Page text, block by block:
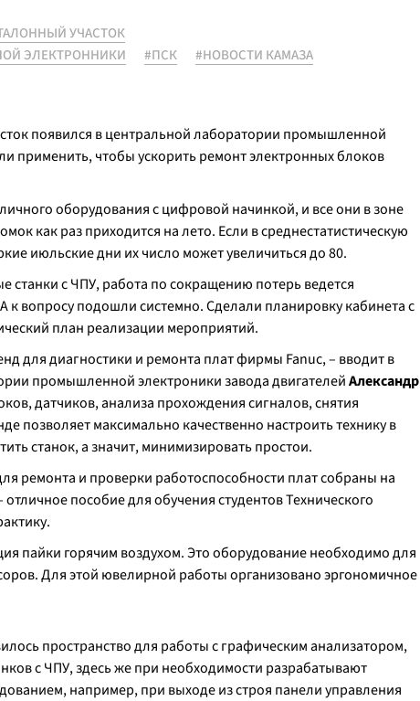
УЧАСТОК
ЭЛЕКТРОННИКИ
#ПСК
#НОВОСТИ КАМАЗА
появился в центральной лаборатории промышленной
применить, чтобы ускорить ремонт электронных блоков
оборудования с цифровой начинкой, и все они в зоне
как раз приходится на лето. Если в среднестатистическую
июльские дни их число может увеличиться до 80.
с ЧПУ, работа по сокращению потерь ведется
к вопросу подошли системно. Сделали планировку кабинета с
план реализации мероприятий.
для диагностики и ремонта плат фирмы Fanuc, – вводит в
промышленной электроники завода двигателейАлександр
датчиков, анализа прохождения сигналов, снятия
позволяет максимально качественно настроить технику в
станок, а значит, минимизировать простои.
ремонта и проверки работоспособности плат собраны на
пособие для обучения студентов Технического
пайки горячим воздухом. Это оборудование необходимо для
Для этой ювелирной работы организовано эргономичное
пространство для работы с графическим анализатором,
с ЧПУ, здесь же при необходимости разрабатывают
например, при выходе из строя панели управления